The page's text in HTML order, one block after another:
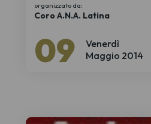
Venerdì
09 Maggio 2014
organizzato da:
Coro A.N.A. Latina